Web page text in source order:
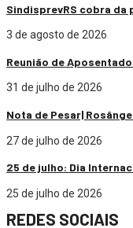
SindisprevRS cobra da
3 de agosto de 2026
Reunião de
31 de julho de 2026
Nota de Pesar|
27 de julho de 2026
25 de julho: Dia
25 de julho de 2026
REDES SOCIAIS